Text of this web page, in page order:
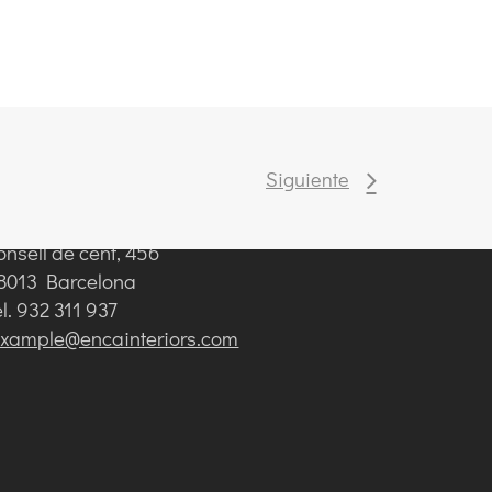
Siguiente
integrales de cocinas y viviendas–
de cent, 456
Barcelona
932 311 937